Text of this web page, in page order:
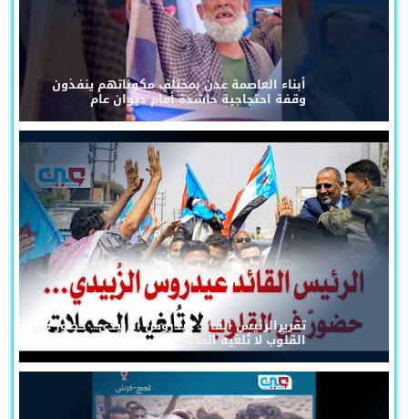
أبناء العاصمة عدن بمختلف مكوناتهم ينفذون
وقفة احتجاجية حاشدة أمام ديوان عام
تقريرالرئيس القائد عيدروس الزُبيدي... حضورٌ في
القلوب لا تُلغيه الحملات